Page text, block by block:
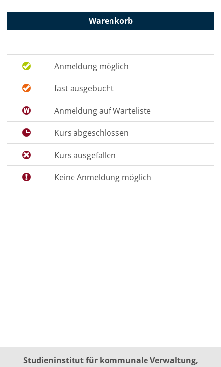
Warenkorb
Anmeldung möglich
fast ausgebucht
Anmeldung auf Warteliste
Kurs abgeschlossen
Kurs ausgefallen
Keine Anmeldung möglich
Studieninstitut für kommunale Verwaltung,